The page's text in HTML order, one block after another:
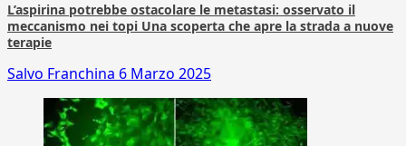
L’aspirina potrebbe ostacolare le metastasi: osservato il
meccanismo nei topi Una scoperta che apre la strada a nuove
terapie
Salvo Franchina 6 Marzo 2025